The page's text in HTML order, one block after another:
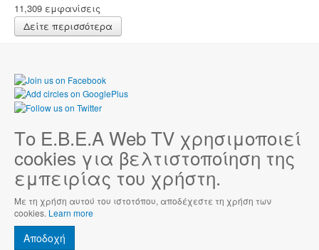
11,309 εμφανίσεις
Δείτε περισσότερα
Το Ε.Β.Ε.Α Web TV χρησιμοποιεί
cookies για βελτιστοποίηση της
εμπειρίας του χρήστη.
Με τη χρήση αυτού του ιστοτόπου, αποδέχεστε τη χρήση των
cookies. Learn more
Αποδοχή